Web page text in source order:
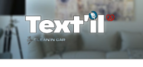
au
contenu
principal
TEX'TIL
Le nettoyage de canapé haut de gamme